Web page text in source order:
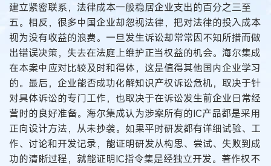
建立紧密联系，法律成本一般稳居企业支出的百分之三至
五。相反，很多中国企业却忽视法律，把对法律的投入成本
视为没有收益的浪费。一旦发生诉讼却常常因不知所措而做
出错误决策，失去在法庭上维护正当权益的机会。海尔集成
在本案中应对比较及时和得体，这是值得其他国内企业学习
的。最后，企业能否成功化解知识产权诉讼危机，取决于针
对具体诉讼的专门工作，也取决于在诉讼发生前企业日常经
营时的良好准备。海尔集成认为涉案所有的IC产品都是采用
正向设计方法，从未抄袭。如果平时研发都有详细试验、工
作、讨论和开发记录，能证明研发从构思、尝试、失败到成
功的清晰过程，就能证明IC指令集是经独立开发。著作权不